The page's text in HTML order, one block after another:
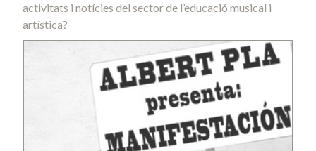
activitats i notícies del sector de l’educació musical i
artística?